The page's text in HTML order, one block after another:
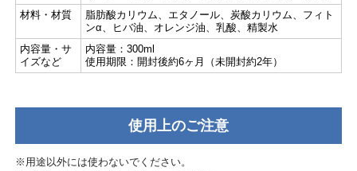
材料・材質
脂肪酸カリウム、エタノール、炭酸カリウム、フィト
ンα、ヒバ油、オレンジ油、乳酸、精製水
内容量・サ
イズなど
内容量：300ml
使用期限：開封後約6ヶ月（未開封約2年）
使用上のご注意
※用途以外には使わないでください。